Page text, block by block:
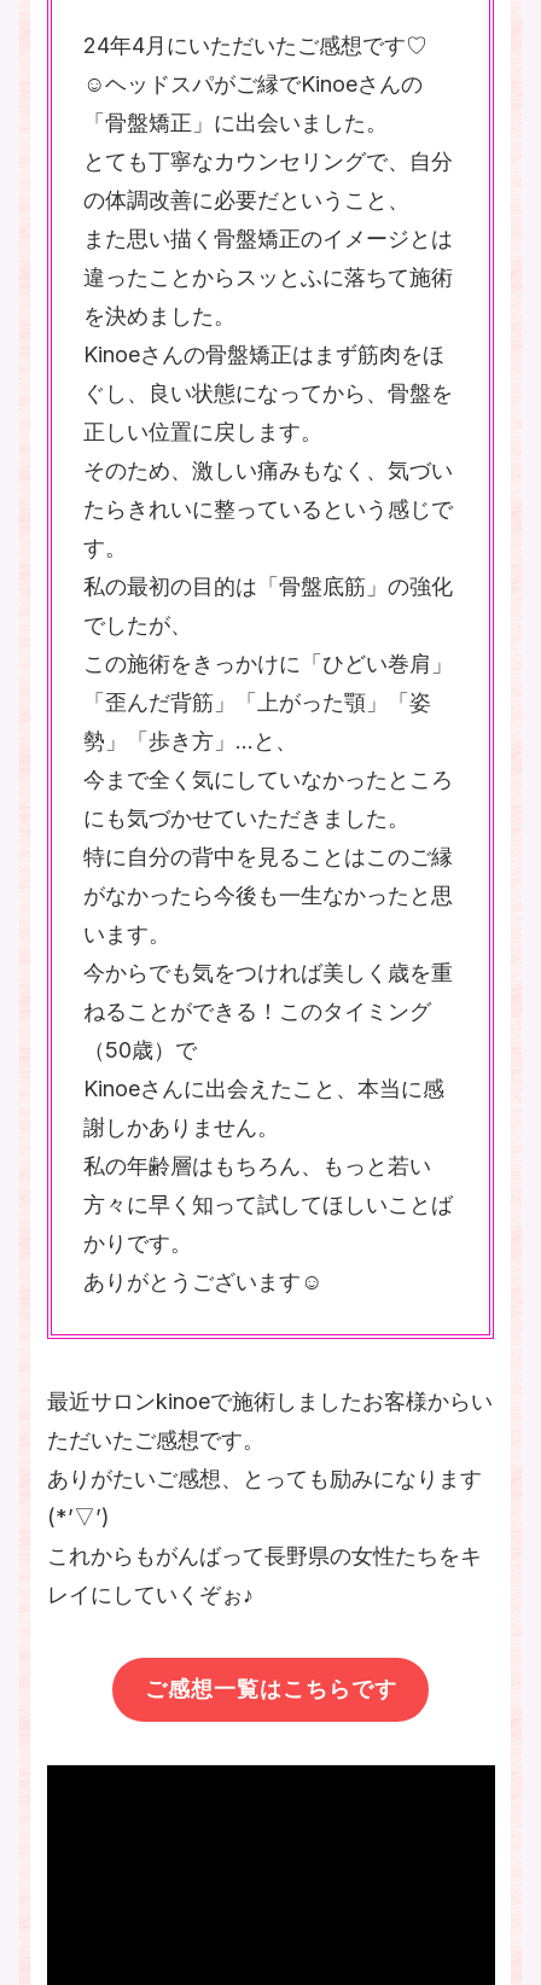
24年4月にいただいたご感想です♡
☺️ヘッドスパがご縁でKinoeさんの
「骨盤矯正」に出会いました。
とても丁寧なカウンセリングで、自分
の体調改善に必要だということ、
また思い描く骨盤矯正のイメージとは
違ったことからスッとふに落ちて施術
を決めました。
Kinoeさんの骨盤矯正はまず筋肉をほ
ぐし、良い状態になってから、骨盤を
正しい位置に戻します。
そのため、激しい痛みもなく、気づい
たらきれいに整っているという感じで
す。
私の最初の目的は「骨盤底筋」の強化
でしたが、
この施術をきっかけに「ひどい巻肩」
「歪んだ背筋」「上がった顎」「姿
勢」「歩き方」…と、
今まで全く気にしていなかったところ
にも気づかせていただきました。
特に自分の背中を見ることはこのご縁
がなかったら今後も一生なかったと思
います。
今からでも気をつければ美しく歳を重
ねることができる！このタイミング
（50歳）で
Kinoeさんに出会えたこと、本当に感
謝しかありません。
私の年齢層はもちろん、もっと若い
方々に早く知って試してほしいことば
かりです。
ありがとうございます☺️
最近サロンkinoeで施術しましたお客様からい
ただいたご感想です。
ありがたいご感想、とっても励みになります
(*’▽’)
これからもがんばって長野県の女性たちをキ
レイにしていくぞぉ♪
ご感想一覧はこちらです